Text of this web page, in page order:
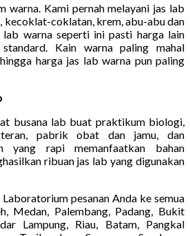
warna. Kami pernah melayani jas lab
kecoklat-coklatan, krem, abu-abu dan
lab warna seperti ini pasti harga lain
Kain warna paling mahal
harga jas lab warna pun paling
busana lab buat praktikum biologi,
pabrik obat dan jamu, dan
yang rapi memanfaatkan bahan
ribuan jas lab yang digunakan
pesanan Anda ke semua
Medan, Palembang, Padang, Bukit
Lampung, Riau, Batam, Pangkal